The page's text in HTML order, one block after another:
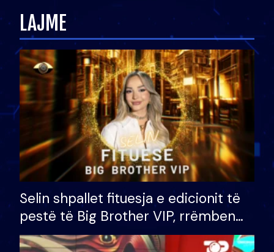
LAJME
Selin shpallet fituesja e edicionit të
pestë të Big Brother VIP, rrëmben
çmimin e madh prej 100 mijë eurosh